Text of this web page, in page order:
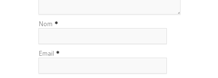
Nom *
Email *